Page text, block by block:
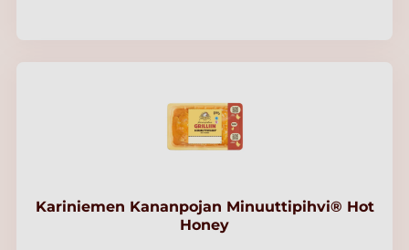
Kariniemen Kananpojan Minuuttipihvi® Hot
Honey